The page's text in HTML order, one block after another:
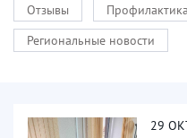
Отзывы
Региональные новости
29